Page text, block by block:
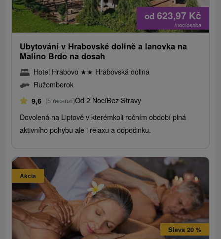
od 623,97 Kč
/noc/osoba
Ubytování v Hrabovské dolině a lanovka na
Malino Brdo na dosah
Hotel Hrabovo ★★ Hrabovská dolina
Ružomberok
9,6 (5 recenzí)Od 2 NocíBez Stravy
Dovolená na Liptově v kterémkoli ročním období plná
aktivního pohybu ale i relaxu a odpočinku.
Akcia
Sleva 20 %